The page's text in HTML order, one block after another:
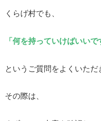
くらげ村でも、
「何を持っていけばいいで
というご質問をよくいただ
その際は、